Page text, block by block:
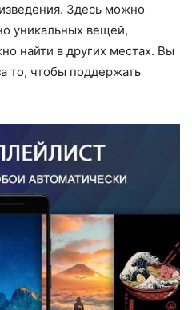
Здесь можно
уникальных вещей,
найти в других местах. Вы
то, чтобы поддержать